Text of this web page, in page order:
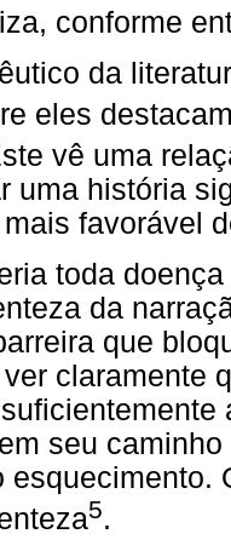
conforme
da
eles
vê uma
uma história
favorável
toda
da
que
claramente
seu
esquecimento.
5.